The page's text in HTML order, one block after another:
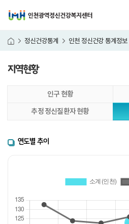
홈 정신건강통계 인천 정신건강 통계정보
지역현황
인구 현황
추정 정신질환자 현황
연도별 추이